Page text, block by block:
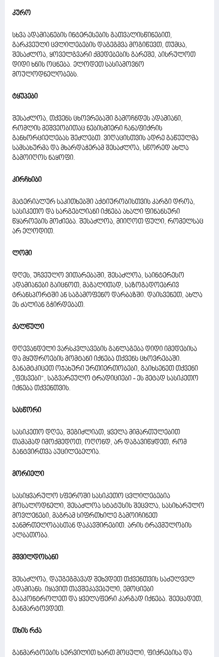
კურო
სხვა ადამიანების ინტერესების გათვალისწინებით,
გარკვეული ცვლილებების დაგეგმვა მოგიწევთ, თუმცა,
შესაძლოა, ყოველგვარი ქმედებების გარეშე, აისრულოთ
დიდი ხნის ოცნება. ელოდეთ სასიამოვნო
მოულოდნელობებს.
ტყუპები
შესაძლოა, თქვენს ცხოვრებაში გამოჩნდეს ადამიანი,
რომლის მეშვეობითაც ნებისმიერი ჩანაფიქრის
განხორციელებას შეძლებთ. ვიღაცისთვის ადრე გაწეულმა
სამსახურმა და მხარდაჭერამ შესაძლოა, სწორედ ახლა
გამოიღოს ნაყოფი.
კირჩხიბი
მატერიალურ საკითხებში აქტიურობისთვის კარგი დროა,
სასიკეთო და სარგებლიანი იქნება ახალი ფინანსური
წყაროების მოძიება. შესაძლოა, მიიღოთ ფული, რომელსაც
არ ელოდით.
ლომი
დღეს, უჩვეულო ვითარებაში, შესაძლოა, საინტერესო
ადამიანები გაიცნოთ, მაგალითად, საზოგადოებრივ
ტრანსპორტში ან საგამოფენო დარბაზში. დაისვენეთ, ახლა
ეს ძალიან გჭირდებათ.
ქალწული
დღევანდელი ვარსკვლავების განლაგება დიდი იმედებისა
და მყუდროების მომტანი იქნება თქვენს ცხოვრებაში.
განამტკიცეთ ოჯახური ურთიერთობები, გაიხსენეთ თქვენი
„ფესვები“, საგვარეულო ტრადიციები - ეს მეტად სასიკეთო
იქნება თქვენთვის.
სასწორი
სასიკეთო დღეა, შეგიძლიათ, ყველა მიმართულებით
თამამად იმოქმედოთ, ოღონდ, არ დაგავიწყდეთ, რომ
განტვირთვა აუცილებელია.
მორიელი
სასიყვარულო სფეროში სასიკეთო ცვლილებებია
მოსალოდნელი, შესაძლოა სტატუსის შეცვლა, სასიხარულო
მოვლენები, მაგრამ სიფრთხილე გამოიჩინეთ
ჯანმრთელობასთან დაკავშირებით. არის ტრავმულობის
ალბათობა.
მშვილდოსანი
შესაძლოა, დაუგეგმავად შეხვდეთ თქვენთვის საძულველ
ადამიანს. იყავით თავშეკავებული, ემოციები
გააკონტროლეთ და ყველაფერი კარგად იქნება. შეეცადეთ,
განმარტოვდეთ.
თხის რქა
განმარტოების სურვილით ხართ მოცული, ფიქრებისა და